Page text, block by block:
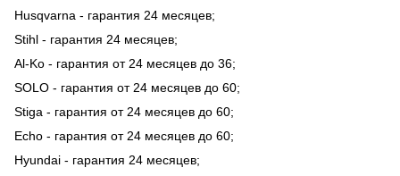
Husqvarna - гарантия 24 месяцев;
Stihl - гарантия 24 месяцев;
Al-Ko - гарантия от 24 месяцев до 36;
SOLO - гарантия от 24 месяцев до 60;
Stiga - гарантия от 24 месяцев до 60;
Echo - гарантия от 24 месяцев до 60;
Hyundai - гарантия 24 месяцев;